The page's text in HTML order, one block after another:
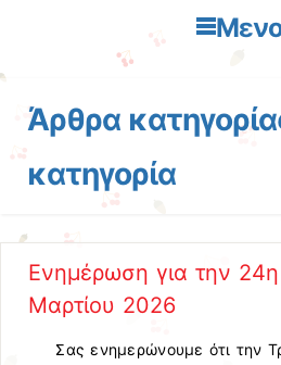
Μετάβαση στο περιεχόμενο
Άρθρα
κατηγορία
Ενημέρωση για την
Μαρτίου 2026
Σας ενημερώνουμε ότι την